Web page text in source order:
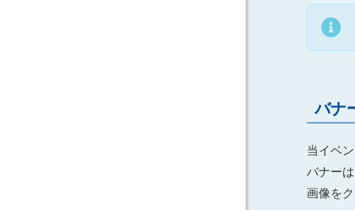
バナ
当イベ
バナーは
画像を